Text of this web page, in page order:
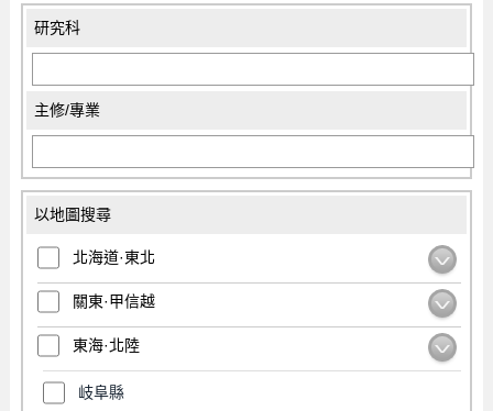
研究科
主修/專業
以地圖搜尋
北海道·東北
關東·甲信越
東海·北陸
岐阜縣